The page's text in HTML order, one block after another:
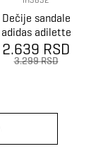
Dečije sandale
adidas adilette
sandal k
2.639 RSD
3.299 RSD